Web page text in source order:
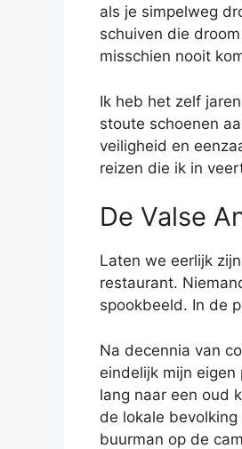
als je simpelweg
schuiven die
misschien nooit
Ik heb het zelf
stoute schoenen
veiligheid en
reizen die ik in
De Valse
Laten we eerlijk
restaurant.
spookbeeld. In de
Na decennia van
eindelijk mijn
lang naar een oud
de lokale
buurman op de